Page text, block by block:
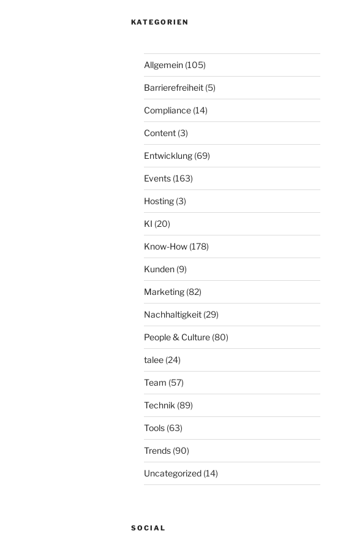
KATEGORIEN
Allgemein (105)
Barrierefreiheit (5)
Compliance (14)
Content (3)
Entwicklung (69)
Events (163)
Hosting (3)
KI (20)
Know-How (178)
Kunden (9)
Marketing (82)
Nachhaltigkeit (29)
People & Culture (80)
talee (24)
Team (57)
Technik (89)
Tools (63)
Trends (90)
Uncategorized (14)
SOCIAL